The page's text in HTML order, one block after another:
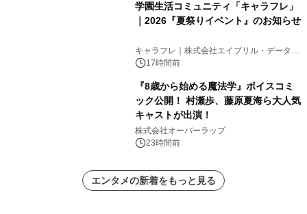
学園生活コミュニティ「キャラフレ」
｜2026『夏祭りイベント』のお知らせ
キャラフレ｜株式会社エイプリル・データ・
デザインズ
17時間前
『8歳から始める魔法学』ボイスコミ
ック公開！ 村瀬歩、藤原夏海ら大人気
キャストが出演！
株式会社オーバーラップ
23時間前
エンタメの新着をもっと見る